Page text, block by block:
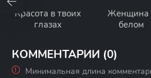
Красота в твоих
глазах
Женщина
белом
КОММЕНТАРИИ (0)
Минимальная длина